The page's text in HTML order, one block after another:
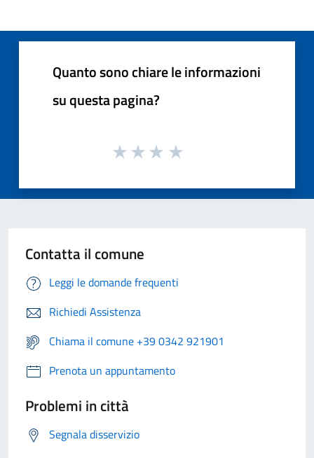
Quanto sono chiare le informazioni
su questa pagina?
Contatta il comune
Leggi le domande frequenti
Richiedi Assistenza
Chiama il comune +39 0342 921901
Prenota un appuntamento
Problemi in città
Segnala disservizio